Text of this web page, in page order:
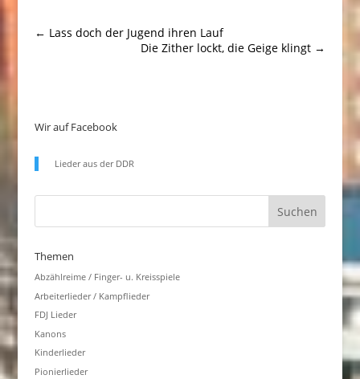
← Lass doch der Jugend ihren Lauf
Die Zither lockt, die Geige klingt →
Wir auf Facebook
Lieder aus der DDR
Themen
Abzählreime / Finger- u. Kreisspiele
Arbeiterlieder / Kampflieder
FDJ Lieder
Kanons
Kinderlieder
Pionierlieder